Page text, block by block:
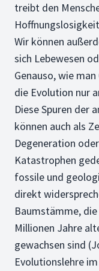
treibt den
Wir können
sich Lebewesen
Genauso, wie
die Evolution nur
Diese Spuren der
können auch als
Degeneration
Katastrophen
fossile und
direkt
Baumstämme,
Millionen Jahre
gewachsen sind
Evolutionslehre